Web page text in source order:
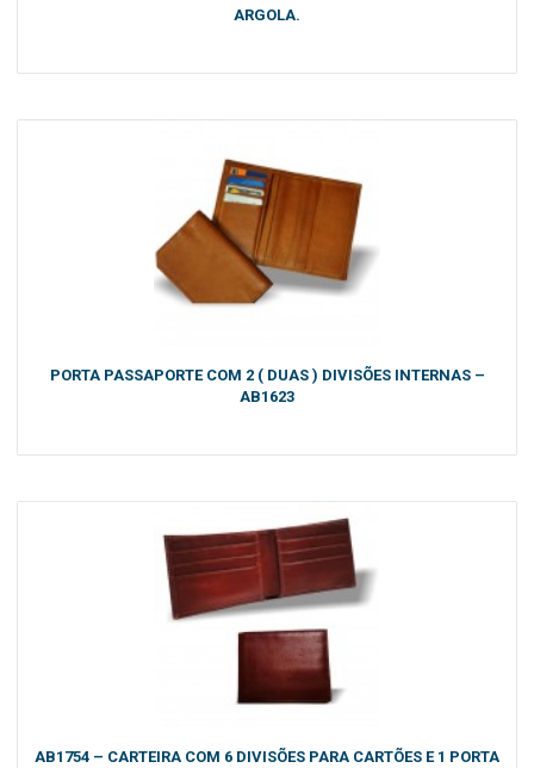
ARGOLA.
PORTA PASSAPORTE COM 2 ( DUAS ) DIVISÕES INTERNAS –
AB1623
AB1754 – CARTEIRA COM 6 DIVISÕES PARA CARTÕES E 1 PORTA